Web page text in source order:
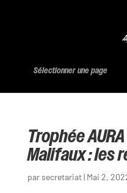
Sélectionner une page
Trophée
Malifaux : les
par secretariat| Mai 2,